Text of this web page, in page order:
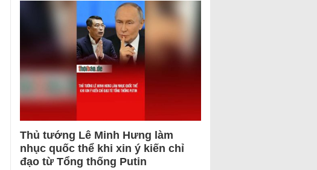
Thủ tướng Lê Minh Hưng làm
nhục quốc thể khi xin ý kiến chỉ
đạo từ Tổng thống Putin